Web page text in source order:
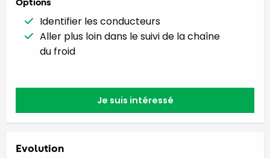
Identifier les conducteurs
Aller plus loin dans le suivi de la chaîne
du froid
Je suis intéressé
Evolution